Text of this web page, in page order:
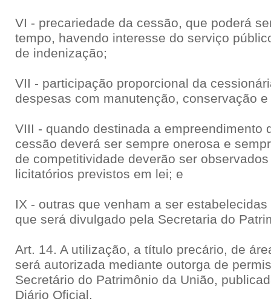
VI - precariedade da cessão, que poderá
tempo, havendo interesse do serviço
de indenização;
VII - participação proporcional da
despesas com manutenção, conservação
VIII - quando destinada a empreendimento
cessão deverá ser sempre onerosa e
de competitividade deverão ser
licitatórios previstos em lei; e
IX - outras que venham a ser
que será divulgado pela Secretaria do
Art. 14. A utilização, a título precário, de
será autorizada mediante outorga de
Secretário do Patrimônio da União,
Diário Oficial.